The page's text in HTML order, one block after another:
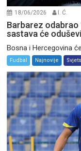
18/06/2026 I. Ć.
Barbarez odabrao
sastava će
Bosna i Hercegovina
Fudbal Najnovije